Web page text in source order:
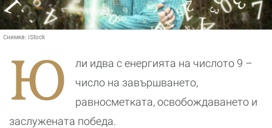
Снимка: iStock
Ю
ли идва с енергията на числото 9 –
число на завършването,
равносметката, освобождаването и
заслужената победа.